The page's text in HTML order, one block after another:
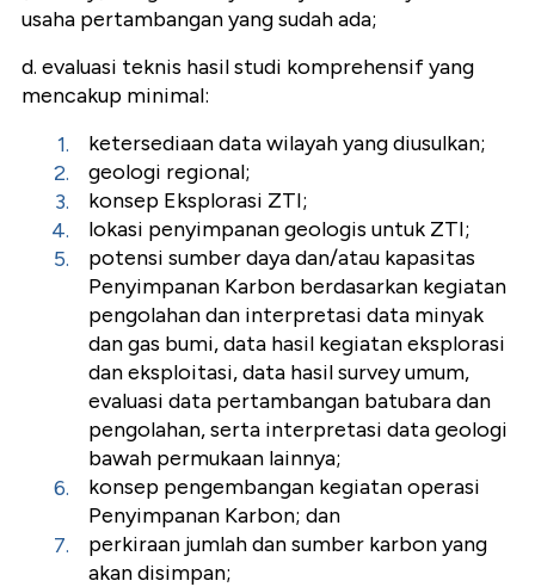
usaha pertambangan yang sudah ada;
d. evaluasi teknis hasil studi komprehensif yang
mencakup minimal:
ketersediaan data wilayah yang diusulkan;
geologi regional;
konsep Eksplorasi ZTI;
lokasi penyimpanan geologis untuk ZTI;
potensi sumber daya dan/atau kapasitas
Penyimpanan Karbon berdasarkan kegiatan
pengolahan dan interpretasi data minyak
dan gas bumi, data hasil kegiatan eksplorasi
dan eksploitasi, data hasil survey umum,
evaluasi data pertambangan batubara dan
pengolahan, serta interpretasi data geologi
bawah permukaan lainnya;
konsep pengembangan kegiatan operasi
Penyimpanan Karbon; dan
perkiraan jumlah dan sumber karbon yang
akan disimpan;